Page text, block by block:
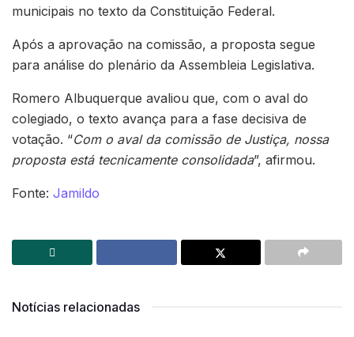
municipais no texto da Constituição Federal.
Após a aprovação na comissão, a proposta segue
para análise do plenário da Assembleia Legislativa.
Romero Albuquerque avaliou que, com o aval do
colegiado, o texto avança para a fase decisiva de
votação. “Com o aval da comissão de Justiça, nossa
proposta está tecnicamente consolidada”, afirmou.
Fonte: Jamildo
Notícias relacionadas